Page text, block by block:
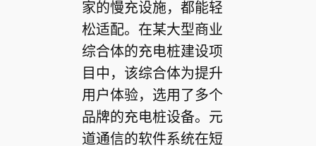
家的慢充设施，都能轻
松适配。在某大型商业
综合体的充电桩建设项
目中，该综合体为提升
用户体验，选用了多个
品牌的充电桩设备。元
道通信的软件系统在短